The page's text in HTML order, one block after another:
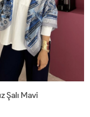
Şalı Mavi